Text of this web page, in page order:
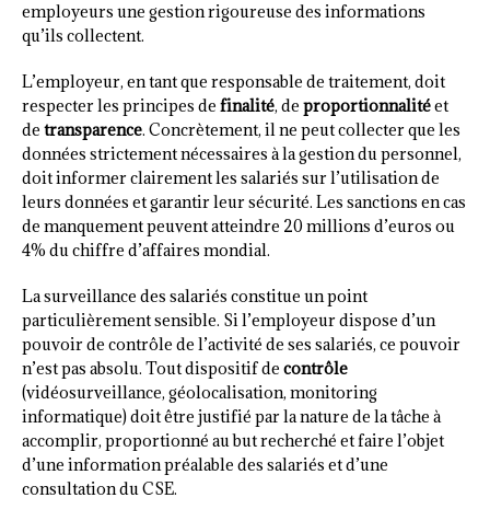
employeurs une gestion rigoureuse des informations
qu’ils collectent.
L’employeur, en tant que responsable de traitement, doit
respecter les principes de finalité, de proportionnalitéet
de transparence. Concrètement, il ne peut collecter que les
données strictement nécessaires à la gestion du personnel,
doit informer clairement les salariés sur l’utilisation de
leurs données et garantir leur sécurité. Les sanctions en cas
de manquement peuvent atteindre 20 millions d’euros ou
4% du chiffre d’affaires mondial.
La surveillance des salariés constitue un point
particulièrement sensible. Si l’employeur dispose d’un
pouvoir de contrôle de l’activité de ses salariés, ce pouvoir
n’est pas absolu. Tout dispositif de contrôle
(vidéosurveillance, géolocalisation, monitoring
informatique) doit être justifié par la nature de la tâche à
accomplir, proportionné au but recherché et faire l’objet
d’une information préalable des salariés et d’une
consultation du CSE.